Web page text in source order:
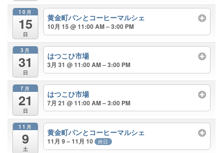
10月
15
日
黄金町パンとコーヒーマルシェ
10月 15 @ 11:00 AM – 3:00 PM
3月
31
日
はつこひ市場
3月 31 @ 11:00 AM – 3:00 PM
7月
21
日
はつこひ市場
7月 21 @ 11:00 AM – 3:00 PM
11月
9
土
黄金町パンとコーヒーマルシェ
11月 9 – 11月 10 終日